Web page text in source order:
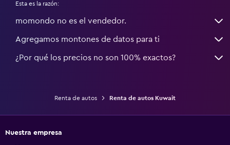
Esta es la razón:
momondo no es el vendedor.
Agregamos montones de datos para ti
¿Por qué los precios no son 100% exactos?
Renta de autos Renta de autos Kuwait
Nuestra empresa